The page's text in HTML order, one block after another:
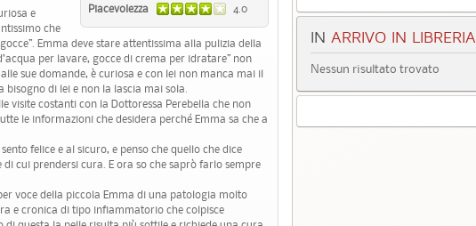
Piacevolezza
4.0
e
che
Emma deve stare attentissima alla pulizia della
per lavare, gocce di crema per idratare” non
sue domande, è curiosa e con lei non manca mai il
di lei e non la lascia mai sola.
visite costanti con la Dottoressa Perebella che non
le informazioni che desidera perché Emma sa che a
felice e al sicuro, e penso che quello che dice
cui prendersi cura. E ora so che saprò farlo sempre
voce della piccola Emma di una patologia molto
e cronica di tipo infiammatorio che colpisce
IN ARRIVO IN LIBRERIA
Nessun risultato trovato